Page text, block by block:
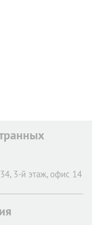
3-й этаж, офис 14